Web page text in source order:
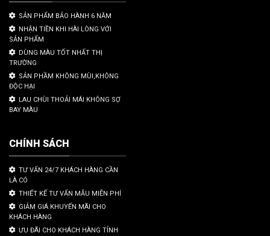
SẢN PHẨM BẢO HÀNH 6 NĂM
NHẬN TIỀN KHI HÀI LÒNG VỚI
SẢN PHẨM
DÙNG MÀU TỐT NHẤT THỊ
TRƯỜNG
SẢN PHẦM KHÔNG MÙI,KHÔNG
ĐỘC HẠI
LAU CHÙI THOẢI MÁI KHÔNG SỢ
BAY MÀU
CHÍNH SÁCH
TƯ VẤN 24/7 KHÁCH HÀNG CẦN
LÀ CÓ
THIẾT KẾ TƯ VẤN MẪU MIỄN PHÍ
GIẢM GIÁ KHUYẾN MÃI CHO
KHÁCH HÀNG
ƯU ĐÃI CHO KHÁCH HÀNG TỈNH